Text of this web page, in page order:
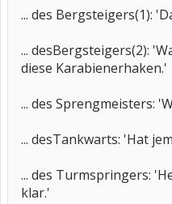
... des Bergsteigers(1):
... desBergsteigers(2):
diese Karabienerhaken.'
... des Sprengmeisters:
... desTankwarts: 'Hat
... des Turmspringers:
klar.'